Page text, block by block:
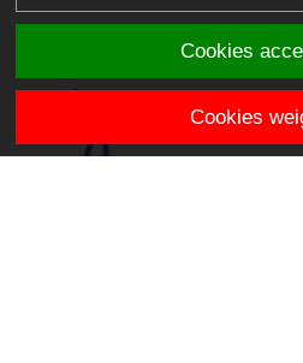
Cookies
Cookies